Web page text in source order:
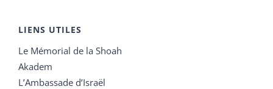
LIENS UTILES
Le Mémorial de la Shoah
Akadem
L’Ambassade d’Israël